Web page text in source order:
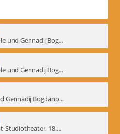
Phoenix Ensemble und Gennadij Bogdanow; BM-img-105-9
Phoenix Ensemble und Gennadij Bogdanow; BM-img-105-10
Martin Engler und Gennadij Bogdanow; BM-img-113
Diskussion im bat-Studiotheater, 18.09.1995; BM-img-127-3